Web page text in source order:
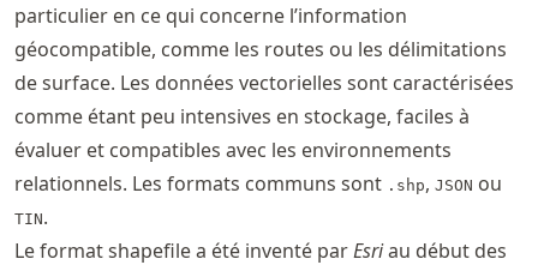
particulier en ce qui concerne l’information
géocompatible, comme les routes ou les délimitations
de surface. Les données vectorielles sont caractérisées
comme étant peu intensives en stockage, faciles à
évaluer et compatibles avec les environnements
relationnels. Les formats communs sont .shp, JSON ou
TIN.
Le format shapefile a été inventé parEsriau début des